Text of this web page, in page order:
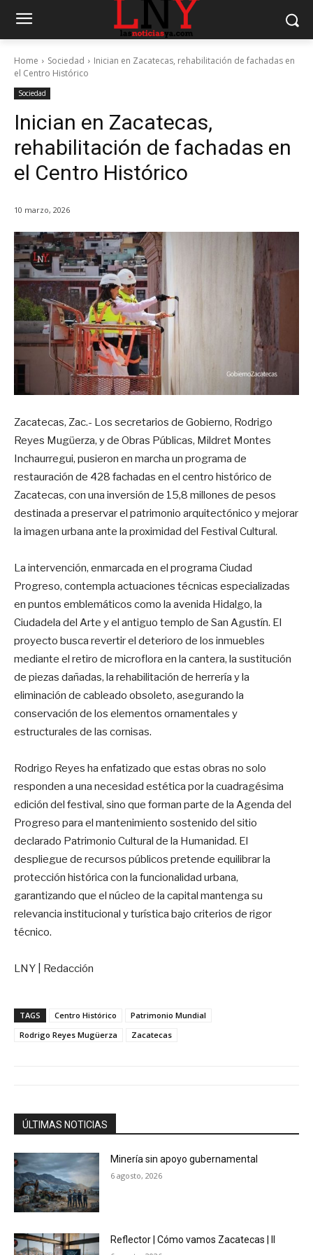
Home Sociedad
Inician en Zacatecas, rehabilitación de fachadas en
el Centro Histórico
Sociedad
Inician en Zacatecas,
rehabilitación de fachadas en
el Centro Histórico
10 marzo, 2026
Zacatecas, Zac.- Los secretarios de Gobierno, Rodrigo
Reyes Mugüerza, y de Obras Públicas, Mildret Montes
Inchaurregui, pusieron en marcha un programa de
restauración de 428 fachadas en el centro histórico de
Zacatecas, con una inversión de 15,8 millones de pesos
destinada a preservar el patrimonio arquitectónico y mejorar
la imagen urbana ante la proximidad del Festival Cultural.
La intervención, enmarcada en el programa Ciudad
Progreso, contempla actuaciones técnicas especializadas
en puntos emblemáticos como la avenida Hidalgo, la
Ciudadela del Arte y el antiguo templo de San Agustín. El
proyecto busca revertir el deterioro de los inmuebles
mediante el retiro de microflora en la cantera, la sustitución
de piezas dañadas, la rehabilitación de herrería y la
eliminación de cableado obsoleto, asegurando la
conservación de los elementos ornamentales y
estructurales de las cornisas.
Rodrigo Reyes ha enfatizado que estas obras no solo
responden a una necesidad estética por la cuadragésima
edición del festival, sino que forman parte de la Agenda del
Progreso para el mantenimiento sostenido del sitio
declarado Patrimonio Cultural de la Humanidad. El
despliegue de recursos públicos pretende equilibrar la
protección histórica con la funcionalidad urbana,
garantizando que el núcleo de la capital mantenga su
relevancia institucional y turística bajo criterios de rigor
técnico.
LNY | Redacción
TAGS Centro Histórico
Patrimonio Mundial
Rodrigo Reyes Mugüerza
Zacatecas
ÚLTIMAS NOTICIAS
Minería sin apoyo gubernamental
6 agosto, 2026
Reflector | Cómo vamos Zacatecas | II